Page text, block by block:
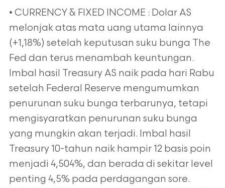
• CURRENCY & FIXED INCOME : Dolar AS
melonjak atas mata uang utama lainnya
(+1,18%) setelah keputusan suku bunga The
Fed dan terus menambah keuntungan.
Imbal hasil Treasury AS naik pada hari Rabu
setelah Federal Reserve mengumumkan
penurunan suku bunga terbarunya, tetapi
mengisyaratkan penurunan suku bunga
yang mungkin akan terjadi. Imbal hasil
Treasury 10-tahun naik hampir 12 basis poin
menjadi 4,504%, dan berada di sekitar level
penting 4,5% pada perdagangan sore.